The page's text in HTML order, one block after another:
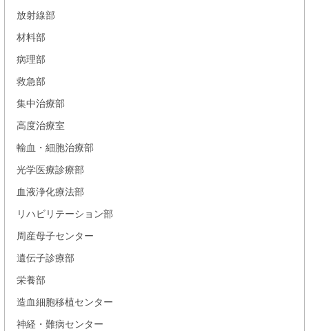
放射線部
材料部
病理部
救急部
集中治療部
高度治療室
輸血・細胞治療部
光学医療診療部
血液浄化療法部
リハビリテーション部
周産母子センター
遺伝子診療部
栄養部
造血細胞移植センター
神経・難病センター